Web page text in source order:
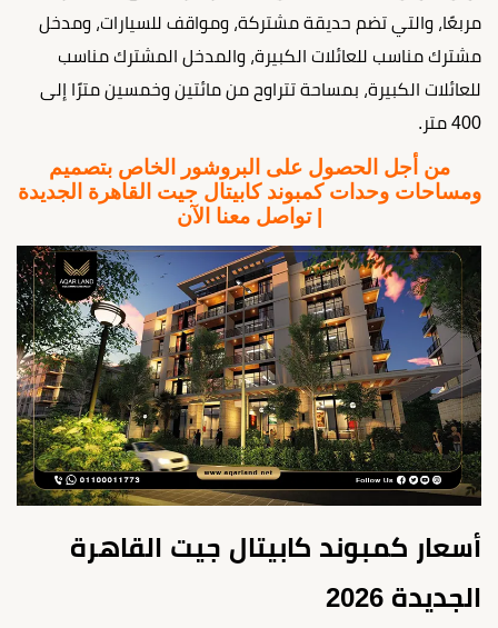
مربعًا، والتي تضم حديقة مشتركة، ومواقف للسيارات، ومدخل
مشترك مناسب للعائلات الكبيرة، والمدخل المشترك مناسب
للعائلات الكبيرة، بمساحة تتراوح من مائتين وخمسين مترًا إلى
400 متر.
من أجل الحصول على البروشور الخاص بتصميم
ومساحات وحدات كمبوند كابيتال جيت القاهرة الجديدة
| تواصل معنا الآن
أسعار كمبوند كابيتال جيت القاهرة
الجديدة 2026